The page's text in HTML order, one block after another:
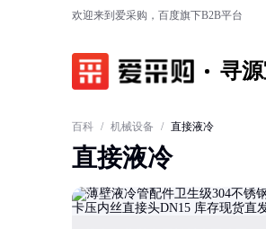
欢迎来到爱采购，百度旗下B2B平台
寻
百科 / 机械设备 / 直接液冷
直接液冷